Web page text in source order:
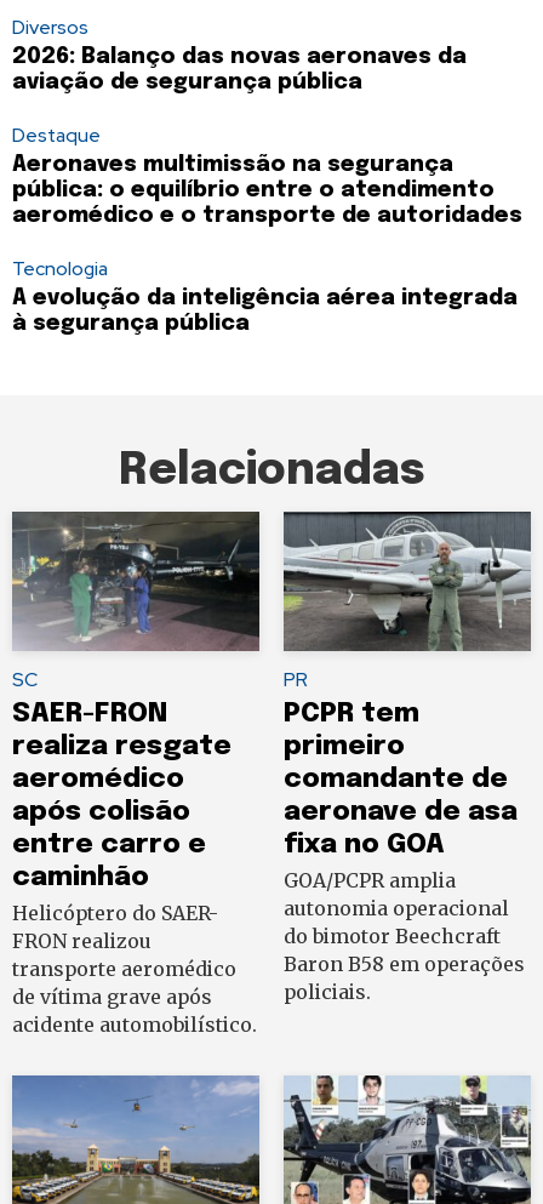
Diversos
2026: Balanço das novas aeronaves da
aviação de segurança pública
Destaque
Aeronaves multimissão na segurança
pública: o equilíbrio entre o atendimento
aeromédico e o transporte de autoridades
Tecnologia
A evolução da inteligência aérea integrada
à segurança pública
Relacionadas
SC
SAER-FRON
realiza resgate
aeromédico
após colisão
entre carro e
caminhão
Helicóptero do SAER-
FRON realizou
transporte aeromédico
de vítima grave após
acidente automobilístico.
PR
PCPR tem
primeiro
comandante de
aeronave de asa
fixa no GOA
GOA/PCPR amplia
autonomia operacional
do bimotor Beechcraft
Baron B58 em operações
policiais.